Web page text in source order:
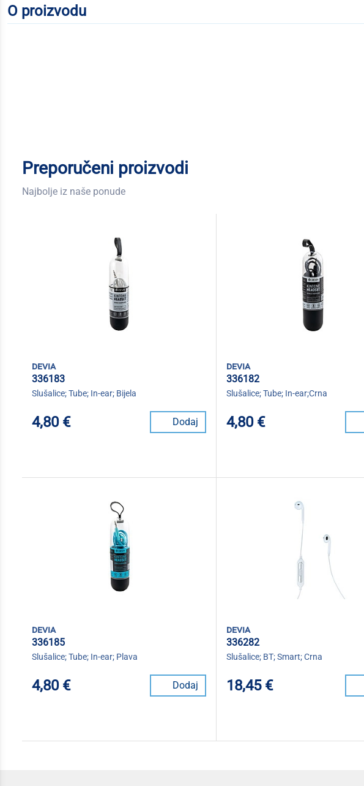
O proizvodu
Preporučeni proizvodi
Najbolje iz naše ponude
devia
336183
Slušalice; Tube; In-ear; Bijela
4,80 € Dodaj
devia
336182
Slušalice; Tube; In-ear;Crna
4,80 €
devia
336185
Slušalice; Tube; In-ear; Plava
4,80 € Dodaj
devia
336282
Slušalice; BT; Smart; Crna
18,45 €